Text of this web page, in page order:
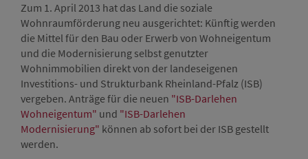
Zum 1. April 2013 hat das Land die soziale
Wohnraumförderung neu ausgerichtet: Künftig werden
die Mittel für den Bau oder Erwerb von Wohneigentum
und die Modernisierung selbst genutzter
Wohnimmobilien direkt von der landeseigenen
Investitions- und Strukturbank Rheinland-Pfalz (ISB)
vergeben. Anträge für die neuen "ISB-Darlehen
Wohneigentum" und "ISB-Darlehen
Modernisierung" können ab sofort bei der ISB gestellt
werden.